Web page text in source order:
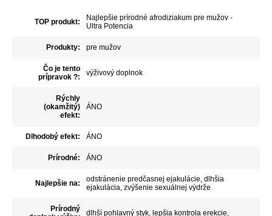
TOP produkt:
Najlepšie prírodné afrodiziakum pre mužov -
Ultra Potencia
Produkty: pre mužov
Čo je tento
prípravok ?:
výživový doplnok
Rýchly
(okamžitý)
efekt:
ÁNO
Dlhodobý efekt: ÁNO
Prírodné: ÁNO
Najlepšie na:
odstránenie predčasnej ejakulácie, dlhšia
ejakulácia, zvýšenie sexuálnej výdrže
Prírodný
dlhší pohlavný styk, lepšia kontrola erekcie,